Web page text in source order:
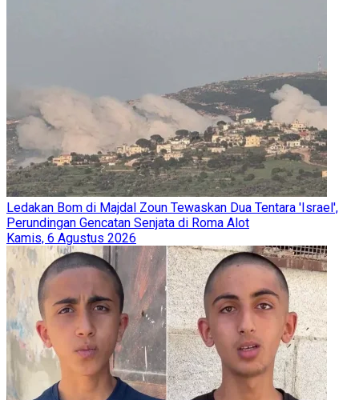
Ledakan Bom di Majdal Zoun Tewaskan Dua Tentara 'Israel',
Perundingan Gencatan Senjata di Roma Alot
Kamis, 6 Agustus 2026